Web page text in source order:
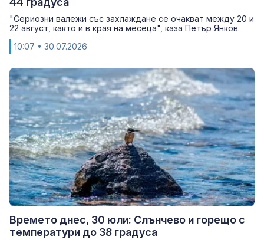
"Сериозни валежи със захлаждане се очакват между 20 и
22 август, както и в края на месеца", каза Петър Янков
10:07 • 30.07.2026
Времето днес, 30 юли: Слънчево и горещо с
температури до 38 градуса